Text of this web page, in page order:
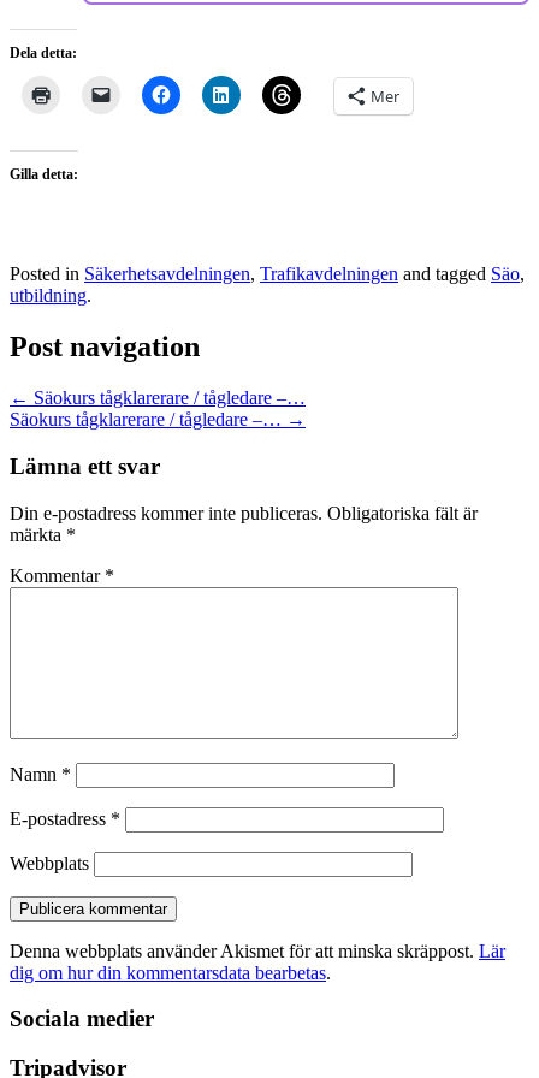
Dela detta:
Mer
Gilla detta:
Posted in Säkerhetsavdelningen, Trafikavdelningen and tagged Säo,
utbildning.
Post navigation
← Säokurs tågklarerare / tågledare –…
Säokurs tågklarerare / tågledare –… →
Lämna ett svar
Din e-postadress kommer inte publiceras. Obligatoriska fält är
märkta *
Kommentar *
Namn *
E-postadress *
Webbplats
Denna webbplats använder Akismet för att minska skräppost. Lär
dig om hur din kommentarsdata bearbetas.
Sociala medier
Tripadvisor